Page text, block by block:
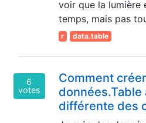
voir que la lumière
temps, mais pas
r data.table
6
votes
Comment
données.Table
différente des